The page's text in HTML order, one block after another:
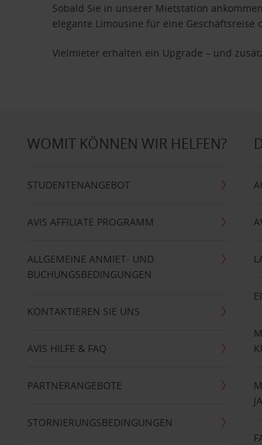
Sobald Sie in unserer Mietstation
elegante Limousine für eine
Vielmieter erhalten ein Upgrade – und
WOMIT KÖNNEN WIR HELFEN?
STUDENTENANGEBOT
AVIS AFFILIATE PROGRAMM
ALLGEMEINE ANMIET- UND
BUCHUNGSBEDINGUNGEN
KONTAKTIEREN SIE UNS
AVIS HILFE & FAQ
PARTNERANGEBOTE
STORNIERUNGSBEDINGUNGEN